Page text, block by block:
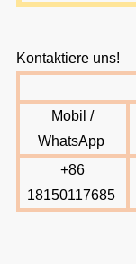
Kontaktiere uns!
Mobil /
WhatsApp
+86
18150117685